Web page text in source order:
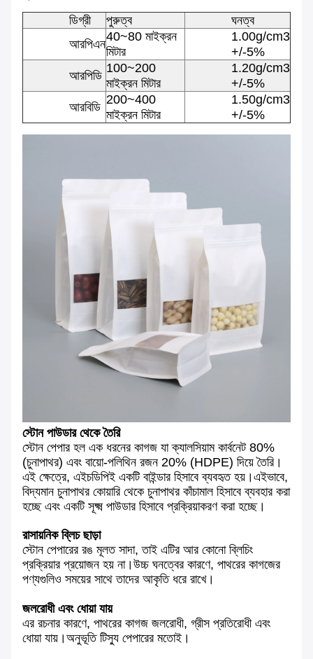
ডিগ্রী পুরুত্ব
ঘনত্ব
আরপিএন
40~80 মাইক্রন
মিটার
1.00g/cm3
+/-5%
আরপিডি
100~200
মাইক্রন মিটার
1.20g/cm3
+/-5%
আরবিডি
200~400
মাইক্রন মিটার
1.50g/cm3
+/-5%
স্টোন পাউডার থেকে তৈরি
স্টোন পেপার হল এক ধরনের কাগজ যা ক্যালসিয়াম কার্বনেট 80%
(চুনাপাথর) এবং বায়ো-পলিথিন রজন 20% (HDPE) দিয়ে তৈরি।
এই ক্ষেত্রে, এইচডিপিই একটি বাইন্ডার হিসাবে ব্যবহৃত হয়।এইভাবে,
বিদ্যমান চুনাপাথর কোয়ারি থেকে চুনাপাথর কাঁচামাল হিসাবে ব্যবহার করা
হচ্ছে এবং একটি সূক্ষ্ম পাউডার হিসাবে প্রক্রিয়াকরণ করা হচ্ছে।
রাসায়নিক ব্লিচ ছাড়া
স্টোন পেপারের রঙ মূলত সাদা, তাই এটির আর কোনো ব্লিচিং
প্রক্রিয়ার প্রয়োজন হয় না।উচ্চ ঘনত্বের কারণে, পাথরের কাগজের
পণ্যগুলিও সময়ের সাথে তাদের আকৃতি ধরে রাখে।
জলরোধী এবং ধোয়া যায়
এর রচনার কারণে, পাথরের কাগজ জলরোধী, গ্রীস প্রতিরোধী এবং
ধোয়া যায়।অনুভূতি টিস্যু পেপারের মতোই।